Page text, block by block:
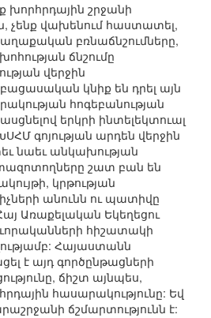
խորհրդային շրջանի
չենք վախենում հաստատել,
բռնաճնշումները,
ճնշումը
վերջին
կնիք են դրել այն
հոգեբանության
երկրի ինտելեկտուալ
գոյության արդեն վերջին
նաեւ անկախության
շատ բան են
կրթության
անունն ու պատիվը
Առաքելական Եկեղեցու
հիշատակի
Հայաստանն
է այդ գործընթացների
ճիշտ այնպես,
հասարակությունը: Եվ
ճշմարտությունն է: